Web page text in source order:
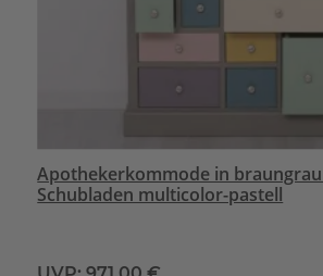
Apothekerkommode in
Schubladen multicolor-pastell